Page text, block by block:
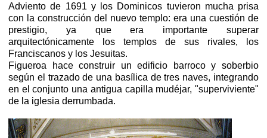
Adviento de 1691 y los Dominicos tuvieron mucha prisa
con la construcción del nuevo templo: era una cuestión de
prestigio, ya que era importante superar
arquitectónicamente los templos de sus rivales, los
Franciscanos y los Jesuitas.
Figueroa hace construir un edificio barroco y soberbio
según el trazado de una basílica de tres naves, integrando
en el conjunto una antigua capilla mudéjar, "superviviente"
de la iglesia derrumbada.